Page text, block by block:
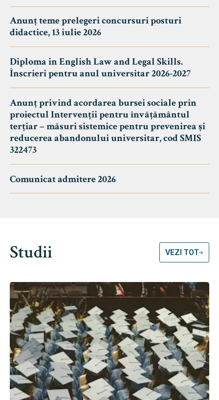
Anunț teme prelegeri concursuri posturi
didactice, 13 iulie 2026
Diploma in English Law and Legal Skills.
Înscrieri pentru anul universitar 2026-2027
Anunț privind acordarea bursei sociale prin
proiectul Intervenții pentru învățământul
terțiar – măsuri sistemice pentru prevenirea și
reducerea abandonului universitar, cod SMIS
322473
Comunicat admitere 2026
Studii VEZI TOT